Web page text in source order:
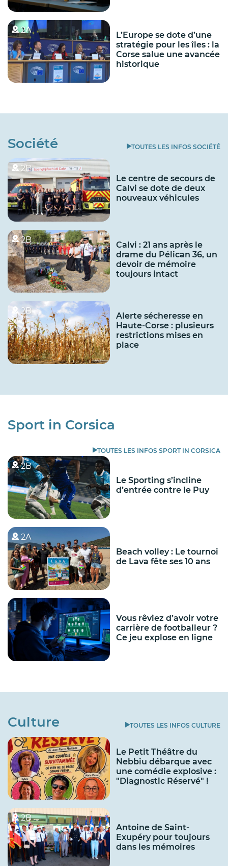
2A
L’Europe se dote d’une
stratégie pour les îles : la
Corse salue une avancée
historique
Société TOUTES LES INFOS SOCIÉTÉ
2B
Le centre de secours de
Calvi se dote de deux
nouveaux véhicules
2B
Calvi : 21 ans après le
drame du Pélican 36, un
devoir de mémoire
toujours intact
2B
Alerte sécheresse en
Haute-Corse : plusieurs
restrictions mises en
place
Sport in Corsica
TOUTES LES INFOS SPORT IN CORSICA
2B
Le Sporting s’incline
d’entrée contre le Puy
2A
Beach volley : Le tournoi
de Lava fête ses 10 ans
Vous rêviez d’avoir votre
carrière de footballeur ?
Ce jeu explose en ligne
Culture TOUTES LES INFOS CULTURE
Le Petit Théâtre du
Nebbiu débarque avec
une comédie explosive :
"Diagnostic Réservé" !
2B
Antoine de Saint-
Exupéry pour toujours
dans les mémoires